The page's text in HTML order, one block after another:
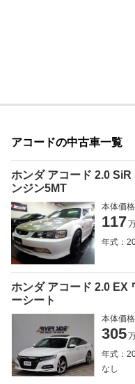
アコードの中古車一覧
ホンダ アコード 2.0
ンジン5MT
本体価格
117
年式：
ホンダ アコード 2.0 EX
ーシート
本体価格
305
年式：
なし